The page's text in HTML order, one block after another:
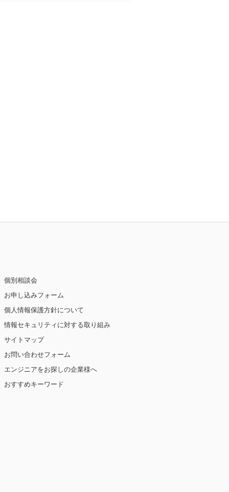
個別相談会
お申し込みフォーム
個人情報保護方針について
情報セキュリティに対する取り組み
サイトマップ
お問い合わせフォーム
エンジニアをお探しの企業様へ
おすすめキーワード